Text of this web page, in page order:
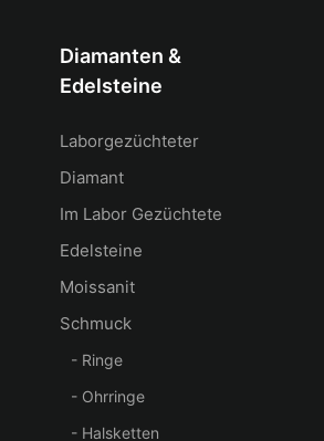
Diamanten &
Edelsteine
Laborgezüchteter
Diamant
Im Labor Gezüchtete
Edelsteine
Moissanit
Schmuck
- Ringe
- Ohrringe
- Halsketten